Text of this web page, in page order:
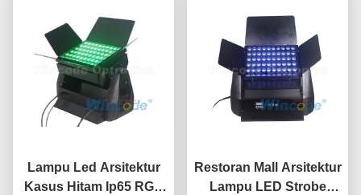
Lampu Led Arsitektur
Kasus Hitam Ip65 RGB
Restoran Mall Arsitektur
Lampu LED Strobe